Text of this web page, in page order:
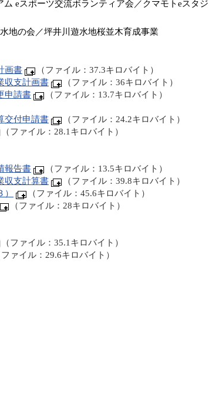
eスポーツ交流ボランティア会／クマモトeスタ
地の会／坪井川遊水地桜並木育成事業
画書
（ファイル：37.3キロバイト）
支計画書
（ファイル：36キロバイト）
申請書
（ファイル：13.7キロバイト）
付申請書
（ファイル：24.2キロバイト）
（ファイル：28.1キロバイト）
報告書
（ファイル：13.5キロバイト）
支計算書
（ファイル：39.8キロバイト）
（ファイル：45.6キロバイト）
（ファイル：28キロバイト）
（ファイル：35.1キロバイト）
ファイル：29.6キロバイト）